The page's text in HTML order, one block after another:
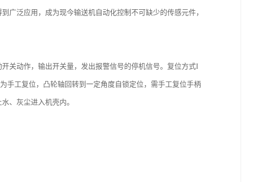
广泛应用，成为现今输送机自动化控制不可缺少的传感元件，
关动作，输出开关量，发出报警信号的停机信号。复位方式I
手工复位，凸轮轴回转到一定角度自锁定位，需手工复位手柄
、灰尘进入机壳内。